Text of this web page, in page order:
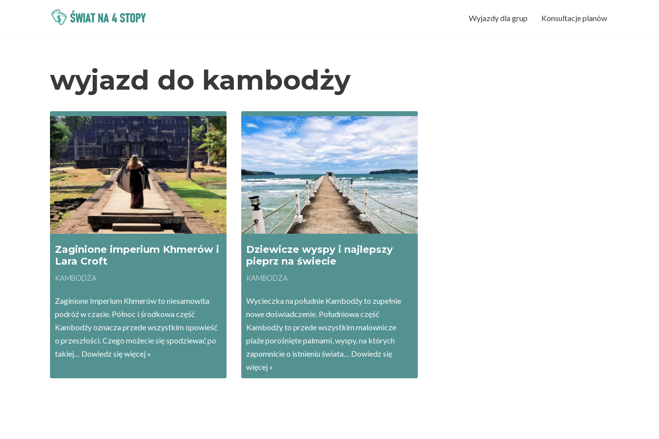
Wyjazdy dla grup Konsultacje planów
wyjazd do kambodży
Zaginione imperium Khmerów i
Lara Croft
KAMBODŻA
Zaginione Imperium Khmerów to niesamowita
podróż w czasie. Północ i środkowa część
Kambodży oznacza przede wszystkim opowieść
o przeszłości. Czego możecie się spodziewać po
takiej… Dowiedz się więcej »
Dziewicze wyspy i najlepszy
pieprz na świecie
KAMBODŻA
Wycieczka na południe Kambodży to zupełnie
nowe doświadczenie. Południowa część
Kambodży to przede wszystkim malownicze
plaże porośnięte palmami, wyspy, na których
zapomnicie o istnieniu świata… Dowiedz się
więcej »